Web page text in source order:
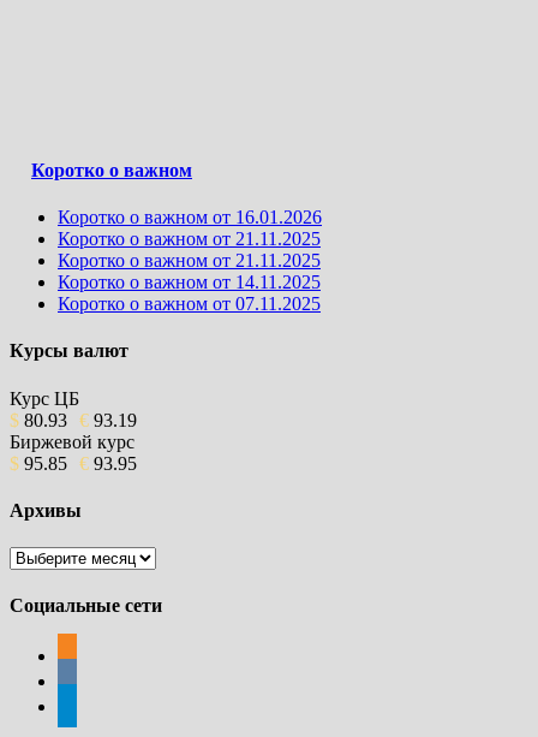
Коротко о важном
Коротко о важном от 16.01.2026
Коротко о важном от 21.11.2025
Коротко о важном от 21.11.2025
Коротко о важном от 14.11.2025
Коротко о важном от 07.11.2025
Курсы валют
Курс ЦБ
$ 80.93 € 93.19
Биржевой курс
$ 95.85 € 93.95
Архивы
Архивы
Социальные сети